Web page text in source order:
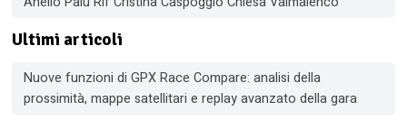
Ultimi articoli
Nuove funzioni di GPX Race Compare: analisi della
prossimità, mappe satellitari e replay avanzato della gara